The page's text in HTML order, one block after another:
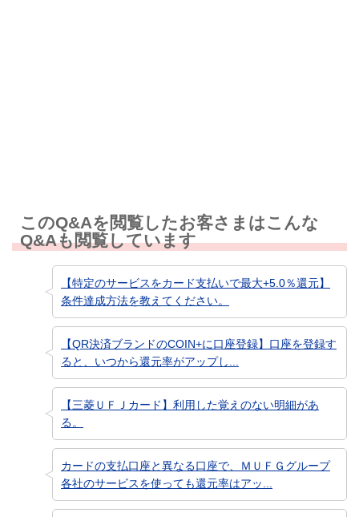
このQ&Aを閲覧したお客さまはこんな
Q&Aも閲覧しています
【特定のサービスをカード支払いで最大+5.0％還元】
条件達成方法を教えてください。
【QR決済ブランドのCOIN+に口座登録】口座を登録す
ると、いつから還元率がアップし...
【三菱ＵＦＪカード】利用した覚えのない明細があ
る。
カードの支払口座と異なる口座で、ＭＵＦＧグループ
各社のサービスを使っても還元率はアッ...